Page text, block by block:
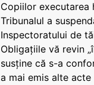
Copiilor executarea
Tribunalul a
Inspectoratului de
Obligațiile vă revin
susține că s-a
a mai emis alte acte